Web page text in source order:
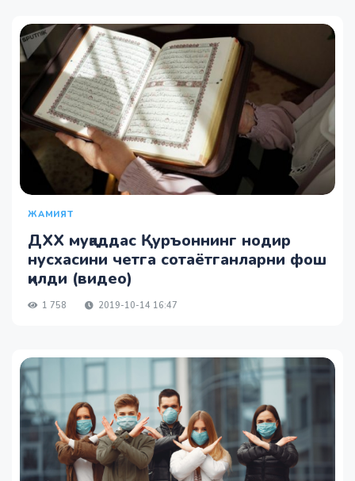
ЖАМИЯТ
ДХХ муқаддас Қуръоннинг нодир
нусхасини четга сотаётганларни фош
қилди (видео)
1 758 2019-10-14 16:47